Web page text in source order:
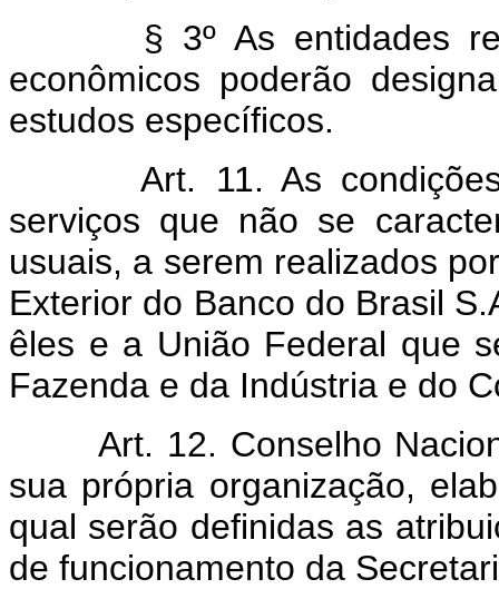
§ 3º As entidades
econômicos poderão
estudos específicos.
Art. 11. As
serviços que não se
usuais, a serem realizados
Exterior do Banco do Brasil
êles e a União Federal que
Fazenda e da Indústria e do
Art. 12. Conselho
sua própria organização,
qual serão definidas as
de funcionamento da